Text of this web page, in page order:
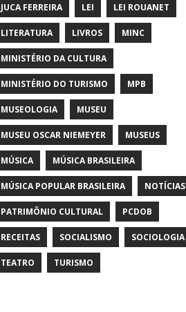
JUCA FERREIRA LEI LEI ROUANET
LITERATURA LIVROS MINC
MINISTÉRIO DA CULTURA
MINISTÉRIO DO TURISMO MPB
MUSEOLOGIA MUSEU
MUSEU OSCAR NIEMEYER MUSEUS
MÚSICA MÚSICA BRASILEIRA
MÚSICA POPULAR BRASILEIRA NOTÍCIAS
PATRIMÔNIO CULTURAL PCDOB
RECEITAS SOCIALISMO SOCIOLOGIA
TEATRO TURISMO